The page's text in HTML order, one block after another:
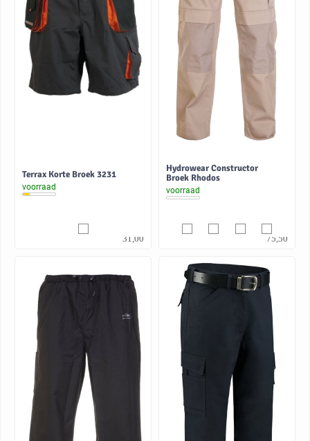
Terrax Korte Broek 3231
voorraad
31,00
Hydrowear Constructor
Broek Rhodos
voorraad
62,40
75,50